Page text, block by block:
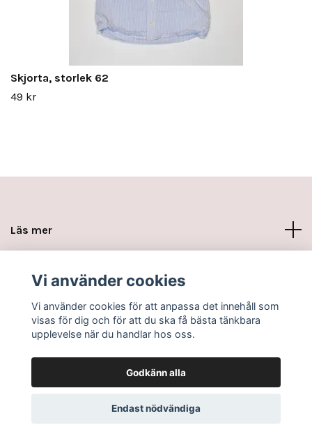
Skjorta, storlek 62
49 kr
Läs mer
© 2026 www.minikottarna.se
Vi använder cookies
Vi använder cookies för att anpassa det innehåll som
visas för dig och för att du ska få bästa tänkbara
upplevelse när du handlar hos oss.
Godkänn alla
Endast nödvändiga